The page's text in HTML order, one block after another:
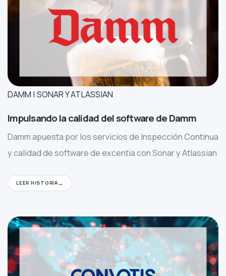
DAMM | SONAR Y ATLASSIAN
Impulsando la calidad del software de Damm
Damm apuesta por los servicios de Inspección Continua
y calidad de software de excentia con Sonar y Atlassian
LEER HISTORIA